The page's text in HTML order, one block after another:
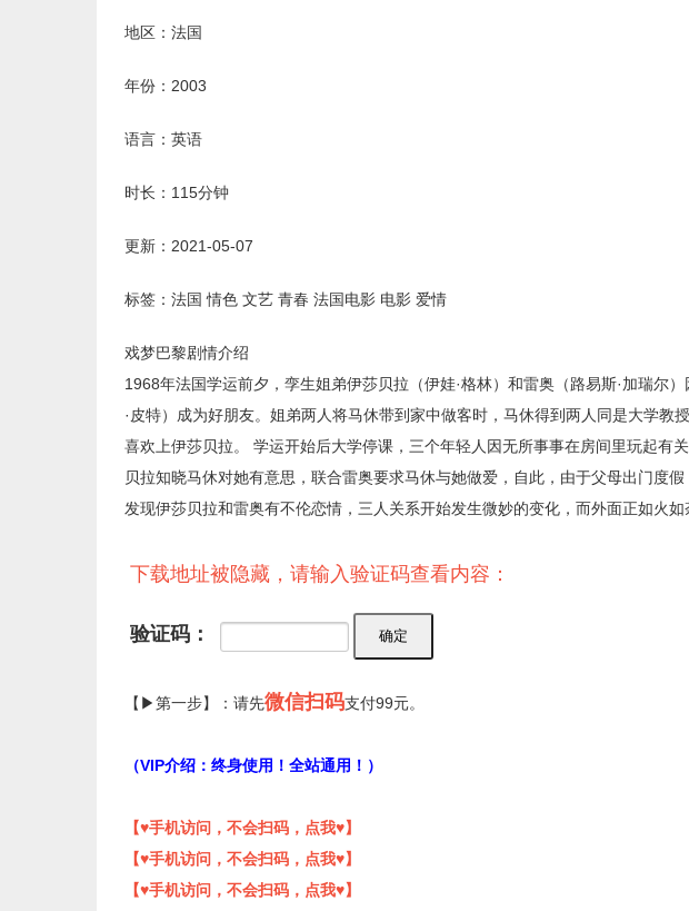
地区：法国
年份：2003
语言：英语
时长：115分钟
更新：2021-05-07
标签：法国 情色 文艺 青春 法国电影 电影 爱情
戏梦巴黎剧情介绍
1968年法国学运前夕，孪生姐弟伊莎贝拉（伊娃·格林）和雷奥（路易斯·加瑞尔
·皮特）成为好朋友。姐弟两人将马休带到家中做客时，马休得到两人同是大学教
喜欢上伊莎贝拉。 学运开始后大学停课，三个年轻人因无所事事在房间里玩起有
贝拉知晓马休对她有意思，联合雷奥要求马休与她做爱，自此，由于父母出门度
发现伊莎贝拉和雷奥有不伦恋情，三人关系开始发生微妙的变化，而外面正如火如
下载地址被隐藏，请输入验证码查看内容：
验证码：
【▶第一步】：请先微信扫码支付99元。
（VIP介绍：终身使用！全站通用！）
【♥手机访问，不会扫码，点我♥】
【♥手机访问，不会扫码，点我♥】
【♥手机访问，不会扫码，点我♥】